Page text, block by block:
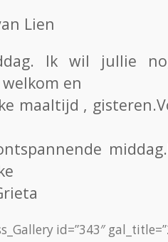
Lien
Ik wil jullie
en
maaltijd ,
id=”343″